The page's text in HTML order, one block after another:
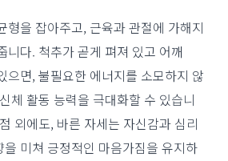
형을 잡아주고, 근육과 관절에 가해지
니다. 척추가 곧게 펴져 있고 어깨
으면, 불필요한 에너지를 소모하지 않
체 활동 능력을 극대화할 수 있습니
외에도, 바른 자세는 자신감과 심리
미쳐 긍정적인 마음가짐을 유지하